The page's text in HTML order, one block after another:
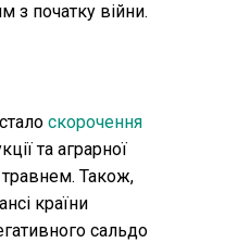
з початку війни.
скорочення
та аграрної
Також,
країни
сальдо